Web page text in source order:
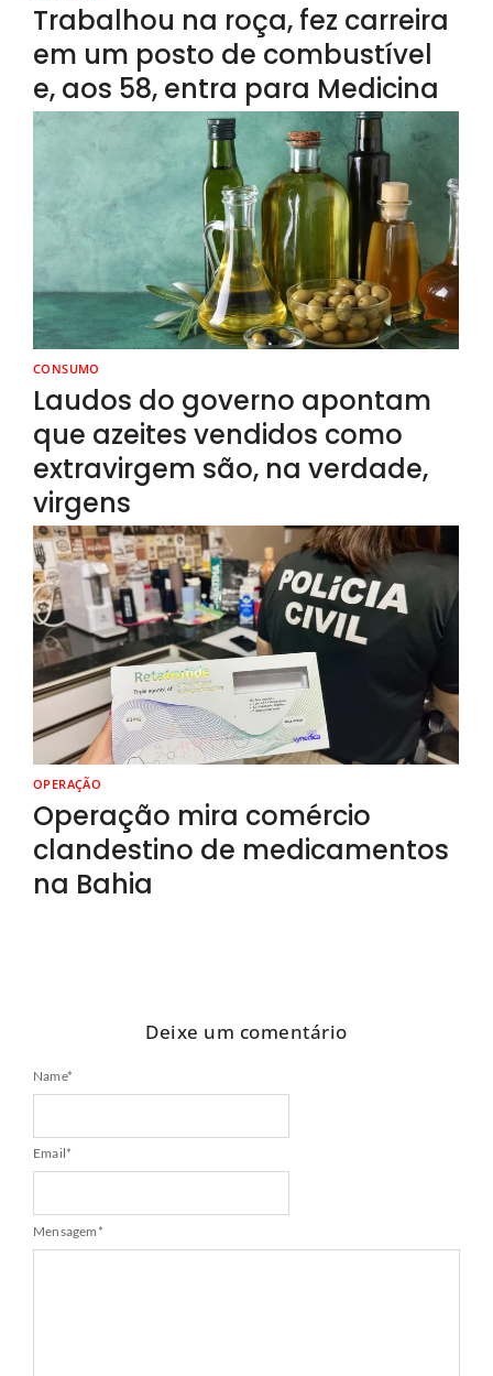
Trabalhou na roça, fez carreira
em um posto de combustível
e, aos 58, entra para Medicina
CONSUMO
Laudos do governo apontam
que azeites vendidos como
extravirgem são, na verdade,
virgens
OPERAÇÃO
Operação mira comércio
clandestino de medicamentos
na Bahia
Deixe um comentário
Name*
Email*